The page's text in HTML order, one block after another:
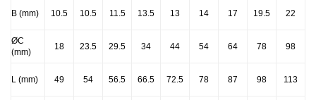
B (mm) 10.5 10.5 11.5 13.5 13 14 17 19.5 22
ØC
(mm)
18 23.5 29.5 34 44 54 64 78 98
L (mm) 49 54 56.5 66.5 72.5 78 87 98 113